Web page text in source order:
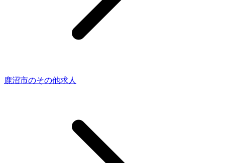
鹿沼市のその他求人